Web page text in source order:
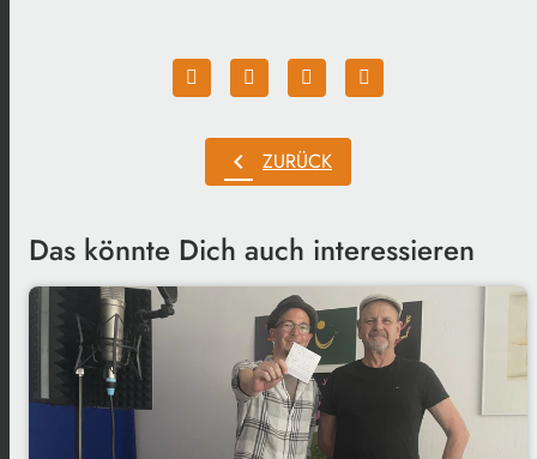
chevron_left ZURÜCK
Das könnte Dich auch interessieren